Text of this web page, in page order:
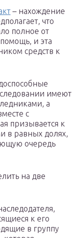
– нахождение
что
полное от
и эта
средств к
имеют
а
с
призывается к
в равных долях,
очередь
на две
к его
в группу